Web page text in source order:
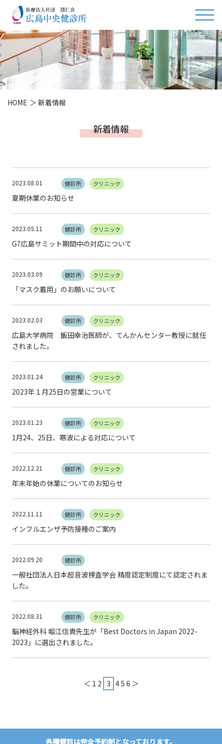
HOME 新着情報
新着情報
2023.08.01
夏期休業のお知らせ
健診所 クリニック
2023.05.11
G7広島サミット期間中の対応について
健診所 クリニック
2023.03.09
「マスク着用」のお願いについて
健診所 クリニック
2023.02.03
広島大学病院 飯田幸治医師が、てんかんセンター教授に就任
されました。
健診所 クリニック
2023.01.24
2023年１月25日の営業について
健診所 クリニック
2023.01.23
1月24、25日、寒波による対応について
健診所 クリニック
2022.12.21
年末年始の休業についてのお知らせ
健診所 クリニック
2022.11.11
インフルエンザ予防接種のご案内
健診所 クリニック
2022.09.20
一般社団法人日本超音波検査学会 精度認定制度にて認定されま
した。
健診所
2022.08.31
脳神経外科 堀江信貴先生が「Best Doctors in Japan 2022-
2023」に選出されました。
健診所 クリニック
＜ 1 2 3 45 6 ＞
各種健診は完全予約制となっております。